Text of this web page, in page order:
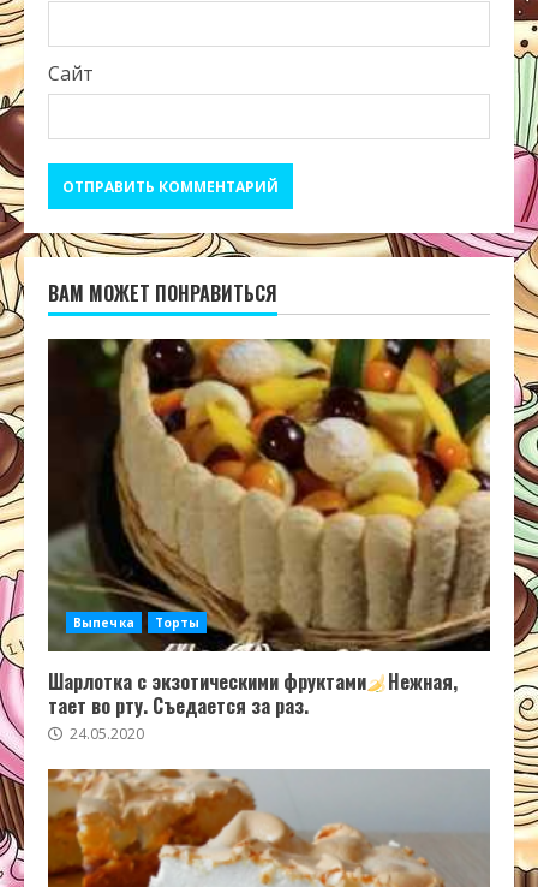
Сайт
ВАМ МОЖЕТ ПОНРАВИТЬСЯ
Выпечка Торты
Шарлотка с экзотическими фруктами
Нежная,
тает во рту. Съедается за раз.
24.05.2020